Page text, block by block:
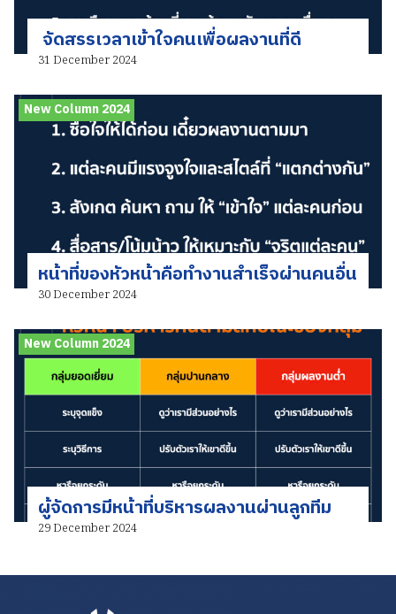
จัดสรรเวลาเข้าใจคนเพื่อผลงานที่ดี
31 December 2024
New Column 2024
หน้าที่ของหัวหน้าคือทำงานสำเร็จผ่านคนอื่น
30 December 2024
New Column 2024
ผู้จัดการมีหน้าที่บริหารผลงานผ่านลูกทีม
29 December 2024